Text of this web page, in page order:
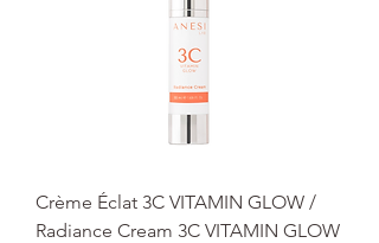
Crème Éclat 3C VITAMIN GLOW /
Radiance Cream 3C VITAMIN GLOW